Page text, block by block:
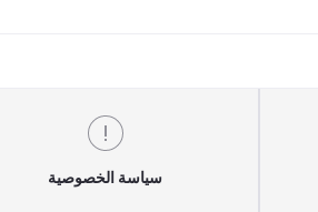
سياسة الخصوصية